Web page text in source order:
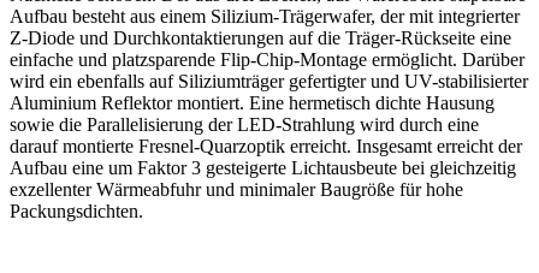
Aufbau besteht aus einem Silizium-Trägerwafer, der mit integrierter
Z-Diode und Durchkontaktierungen auf die Träger-Rückseite eine
einfache und platzsparende Flip-Chip-Montage ermöglicht. Darüber
wird ein ebenfalls auf Siliziumträger gefertigter und UV-stabilisierter
Aluminium Reflektor montiert. Eine hermetisch dichte Hausung
sowie die Parallelisierung der LED-Strahlung wird durch eine
darauf montierte Fresnel-Quarzoptik erreicht. Insgesamt erreicht der
Aufbau eine um Faktor 3 gesteigerte Lichtausbeute bei gleichzeitig
exzellenter Wärmeabfuhr und minimaler Baugröße für hohe
Packungsdichten.